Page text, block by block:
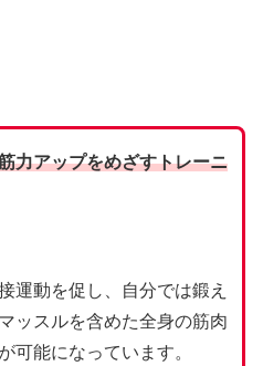
力アップをめざすトレーニ
運動を促し、自分では鍛え
ッスルを含めた全身の筋肉
可能になっています。